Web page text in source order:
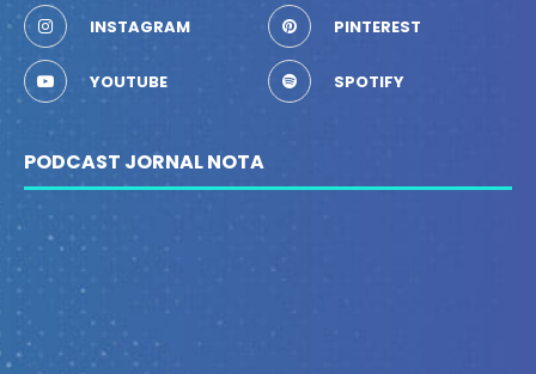
INSTAGRAM PINTEREST
YOUTUBE SPOTIFY
PODCAST JORNAL NOTA